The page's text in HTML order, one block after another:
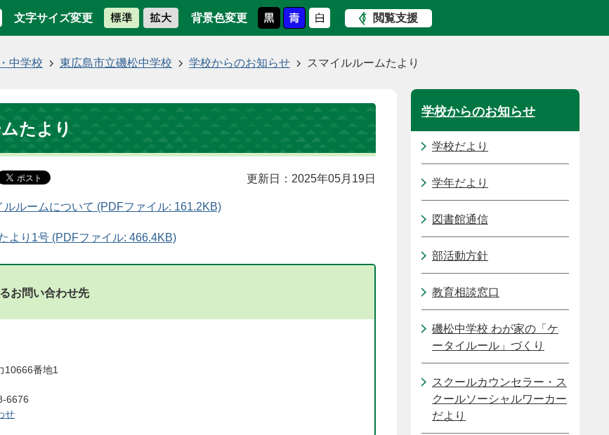
文字サイズ変更 背景色変更 閲覧支援
中学校 東広島市立磯松中学校 学校からのお知らせ スマイルルームたより
たより
更新日：2025年05月19日
ルルームについて (PDFファイル: 161.2KB)
より1号 (PDFファイル: 466.4KB)
お問い合わせ先
10666番地1
6676
せ
学校からのお知らせ
学校だより
学年だより
図書館通信
部活動方針
教育相談窓口
磯松中学校 わが家の「ケ
ータイルール」づくり
スクールカウンセラー・ス
クールソーシャルワーカー
だより